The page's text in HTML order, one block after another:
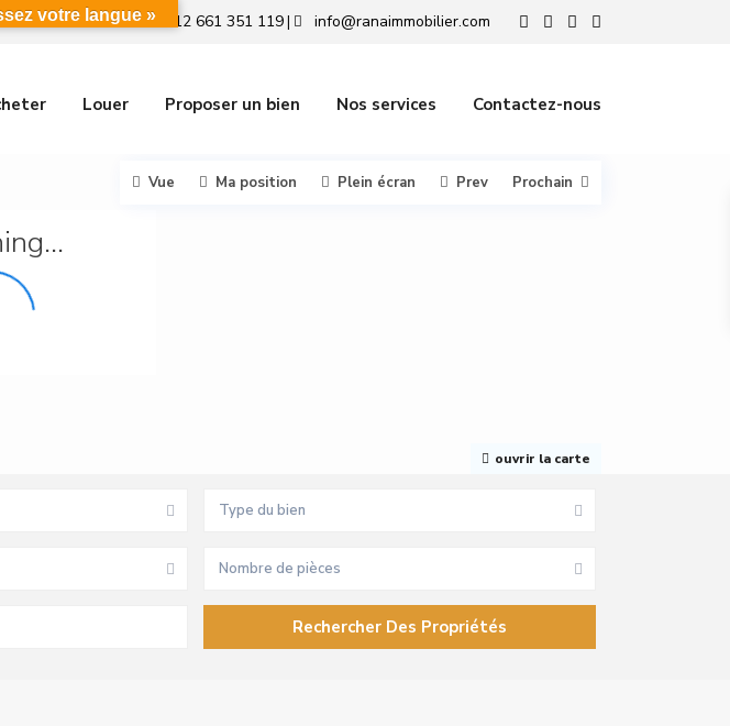
+212 661 351 119| info@ranaimmobilier.com
Louer Proposer un bien Nos services Contactez-nous
ouvrir la carte
Vue Ma position Plein écran Prev Prochain
Type du bien
Nombre de pièces
votre langue »